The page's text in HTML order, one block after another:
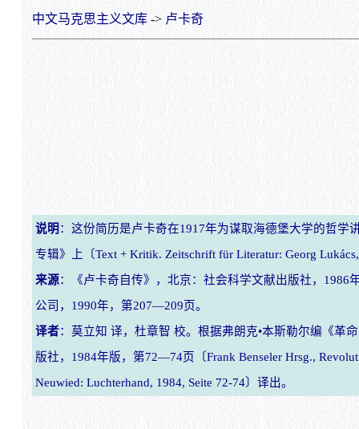
中文马克思主义文库-> 卢卡奇
说明 ：这份简历是卢卡奇在1917年为谋取海德堡大学的哲
专辑》上〔Text + Kritik. Zeitschrift für Literatur: Georg
来源：《卢卡奇自传》，北京：社会科学文献出版社，
公司，1990年，第207—209页。
译者：莫立知 译，杜章智 校。根据弗朗克•本斯勒尔编《
版社，1984年版，第72—74页〔Frank Benseler Hrsg.,
Neuwied: Luchterhand, 1984, Seite 72-74〕译出。